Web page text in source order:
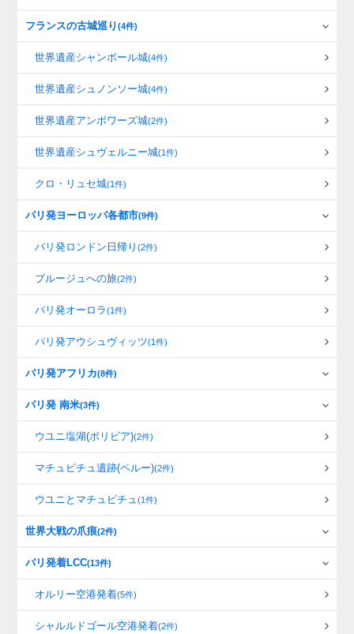
フランスの古城巡り(4件)
世界遺産シャンボール城(4件)
世界遺産シュノンソー城(4件)
世界遺産アンボワーズ城(2件)
世界遺産シュヴェルニー城(1件)
クロ・リュセ城(1件)
パリ発ヨーロッパ各都市(9件)
パリ発ロンドン日帰り(2件)
ブルージュへの旅(2件)
パリ発オーロラ(1件)
パリ発アウシュヴィッツ(1件)
パリ発アフリカ(8件)
パリ発 南米(3件)
ウユニ塩湖(ボリビア)(2件)
マチュピチュ遺跡(ペルー)(2件)
ウユニとマチュピチュ(1件)
世界大戦の爪痕(2件)
パリ発着LCC(13件)
オルリー空港発着(5件)
シャルルドゴール空港発着(2件)